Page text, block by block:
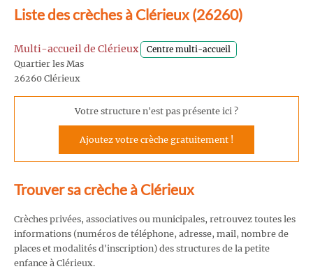
Liste des crèches à Clérieux (26260)
Multi-accueil de Clérieux Centre multi-accueil
Quartier les Mas
26260 Clérieux
Votre structure n'est pas présente ici ?
Ajoutez votre crèche gratuitement !
Trouver sa crèche à Clérieux
Crèches privées, associatives ou municipales, retrouvez toutes les
informations (numéros de téléphone, adresse, mail, nombre de
places et modalités d'inscription) des structures de la petite
enfance à Clérieux.